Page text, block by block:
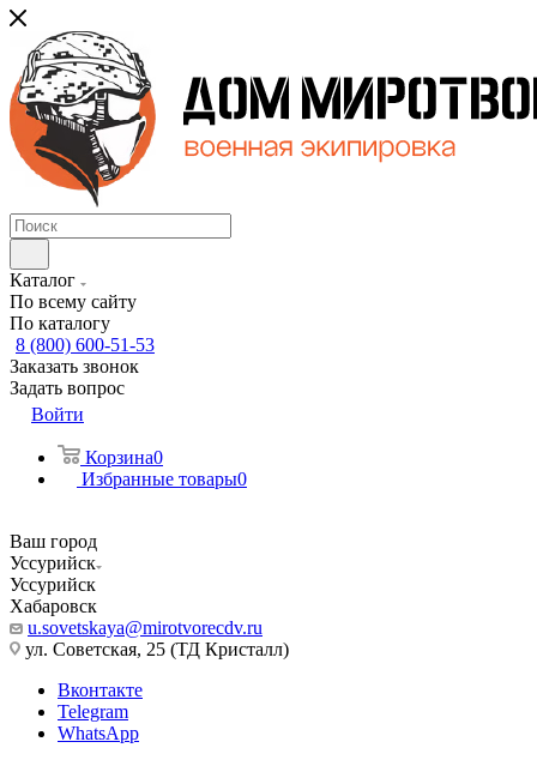
Каталог
По всему сайту
По каталогу
8 (800) 600-51-53
Заказать звонок
Задать вопрос
Войти
Корзина0
Избранные товары0
Ваш город
Уссурийск
Уссурийск
Хабаровск
u.sovetskaya@mirotvorecdv.ru
ул. Советская, 25 (ТД Кристалл)
Вконтакте
Telegram
WhatsApp